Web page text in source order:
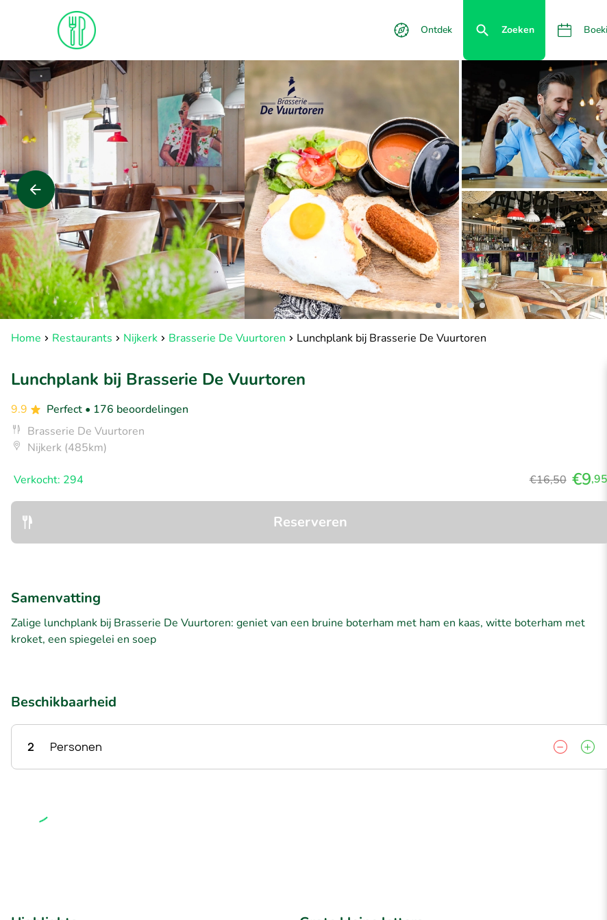
Ontdek Zoeken
Home Restaurants Nijkerk Brasserie De Vuurtoren Lunchplank bij Brasserie De Vuurtoren
Lunchplank bij Brasserie De Vuurtoren
9.9 Perfect • 176 beoordelingen
Brasserie De Vuurtoren
Nijkerk (485km)
Verkocht: 294 €16,50 €9,95
Reserveren
Samenvatting
Zalige lunchplank bij Brasserie De Vuurtoren: geniet van een bruine boterham met ham en kaas, witte boterham met
kroket, een spiegelei en soep
Beschikbaarheid
2 Personen